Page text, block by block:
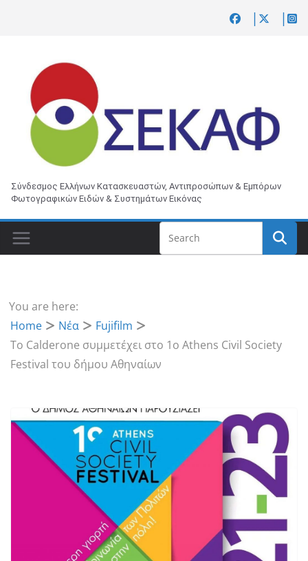
Σύνδεσμος Ελλήνων Κατασκευαστών, Αντιπροσώπων & Εμπόρων
Φωτογραφικών Ειδών & Συστημάτων Εικόνας
You are here:
Home
Νέα
Fujifilm
Το Calderone συμμετέχει στο 1ο Athens Civil Society
Festival του δήμου Αθηναίων